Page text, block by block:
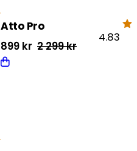
Atto Pro
2 299kr
Alkuperäinen
hinta
899 kr
Nykyinen
hinta
4.83